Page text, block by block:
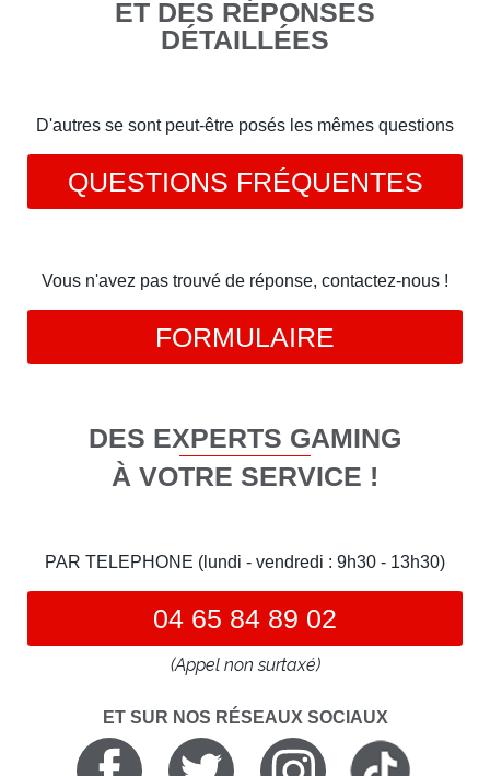
ET DES RÉPONSES
DÉTAILLÉES
D'autres se sont peut-être posés les mêmes questions
QUESTIONS FRÉQUENTES
Vous n'avez pas trouvé de réponse, contactez-nous !
FORMULAIRE
DES EXPERTS GAMING
À VOTRE SERVICE !
PAR TELEPHONE (lundi - vendredi : 9h30 - 13h30)
04 65 84 89 02
(Appel non surtaxé)
ET SUR NOS RÉSEAUX SOCIAUX